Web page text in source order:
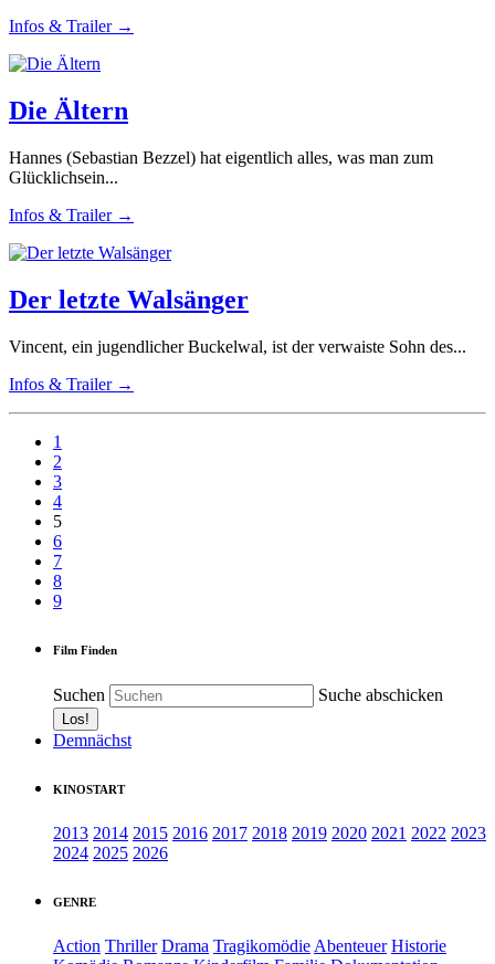
Infos & Trailer →
Die Ältern
Hannes (Sebastian Bezzel) hat eigentlich alles, was man zum
Glücklichsein...
Infos & Trailer →
Der letzte Walsänger
Vincent, ein jugendlicher Buckelwal, ist der verwaiste Sohn des...
Infos & Trailer →
1
2
3
4
5
6
7
8
9
Film Finden
Suchen Suche abschicken
Demnächst
KINOSTART
2013 2014 2015 2016 2017 2018 2019 2020 2021 2022 2023
2024 2025 2026
GENRE
Action Thriller Drama Tragikomödie Abenteuer Historie